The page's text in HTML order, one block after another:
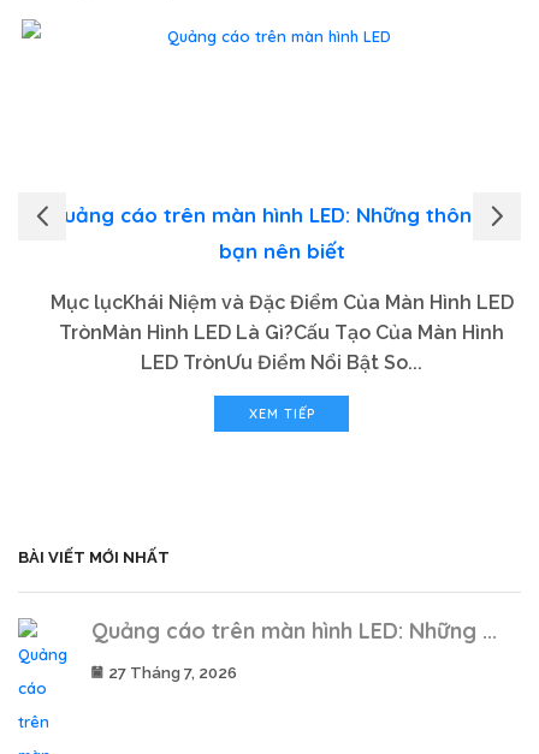
Quảng cáo trên màn hình LED: Những thông tin
bạn nên biết
Mục lụcKhái Niệm và Đặc Điểm Của Màn Hình LED
TrònMàn Hình LED Là Gì?Cấu Tạo Của Màn Hình
LED TrònƯu Điểm Nổi Bật So...
XEM TIẾP
BÀI VIẾT MỚI NHẤT
Quảng cáo trên màn hình LED: Những ...
27 Tháng 7, 2026